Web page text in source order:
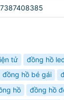
tử đồng hồ
đồng hồ bé gái
hồ đồng hồ